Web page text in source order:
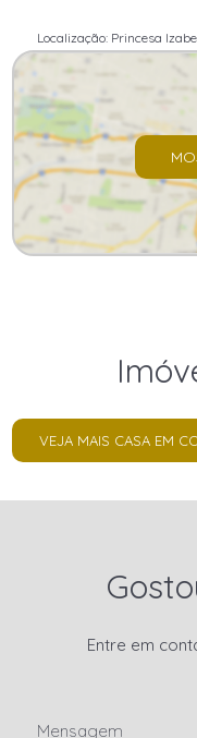
Localização: Princesa
VEJA MAIS CASA EM
Entre em
Mensagem